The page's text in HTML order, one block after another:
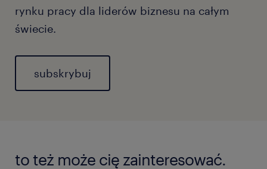
rynku pracy dla liderów biznesu na całym
świecie.
subskrybuj
to też może cię zainteresować.